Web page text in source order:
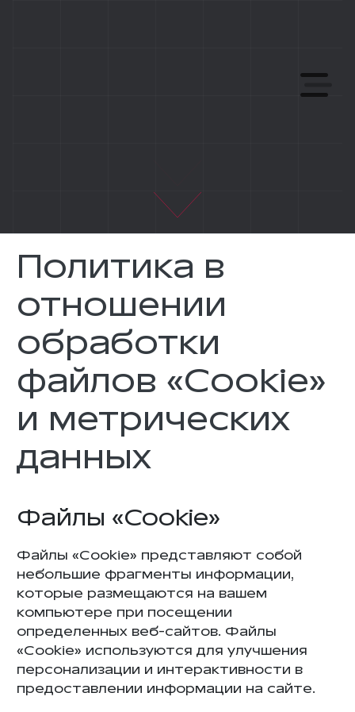
Политика в
отношении
обработки
файлов «Cookie»
и метрических
данных
Файлы «Cookie»
Файлы «Cookie» представляют собой
небольшие фрагменты информации,
которые размещаются на вашем
компьютере при посещении
определенных веб-сайтов. Файлы
«Cookie» используются для улучшения
персонализации и интерактивности в
предоставлении информации на сайте.